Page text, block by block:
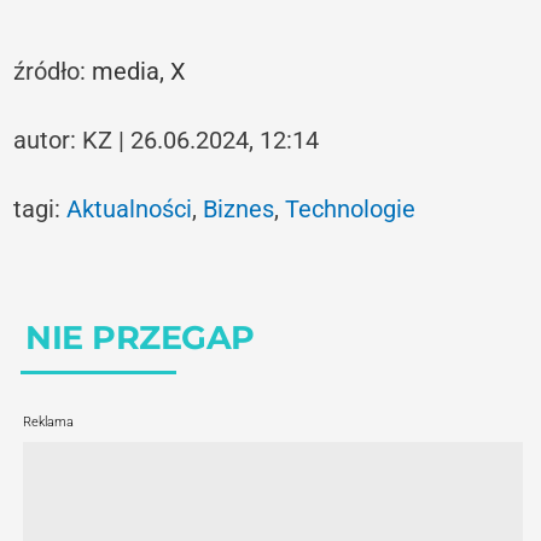
źródło: media,X
autor: KZ | 26.06.2024, 12:14
tagi:Aktualności, Biznes,Technologie
NIE PRZEGAP
Reklama